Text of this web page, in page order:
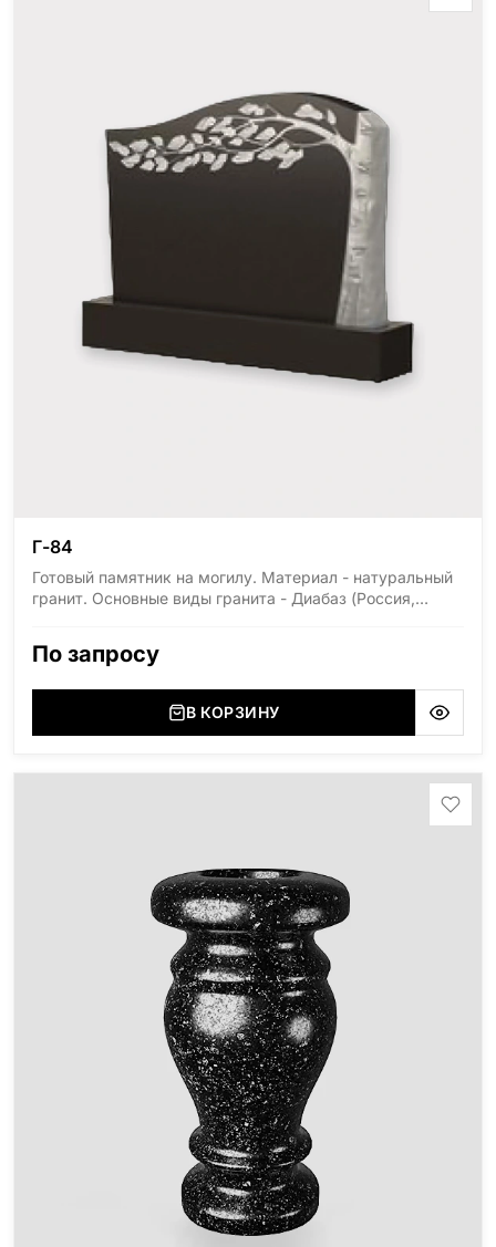
Г-84
Готовый памятник на могилу. Материал - натуральный
гранит. Основные виды гранита - Диабаз (Россия,
(Украина, Житомерская область), Лабродарит
(Украина, Житомерская область), Сюксюансаари
(Россия, Карелия), Амфиболит (Россия, Мурманская
минимальные стандартные размеры: Размер стелы:
По запросу
В КОРЗИНУ